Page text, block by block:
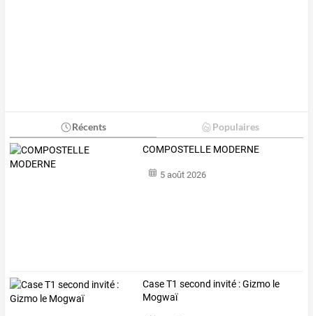
Récents Populaires
COMPOSTELLE MODERNE
5 août 2026
Case T1 second invité : Gizmo le
Mogwaï